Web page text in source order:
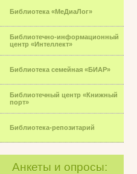
Библиотека «МеДиаЛог»
Библиотечно-информационный
центр «Интеллект»
Библиотека семейная «БИАР»
Библиотечный центр «Книжный
порт»
Библиотека-репозитарий
Анкеты и опросы: